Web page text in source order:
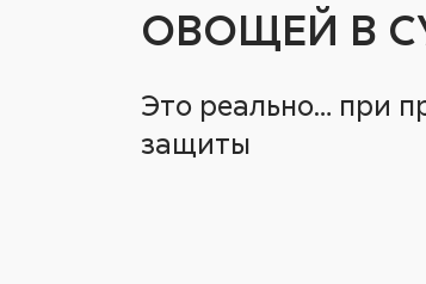
ОВОЩЕЙ В
Это реально… при
защиты